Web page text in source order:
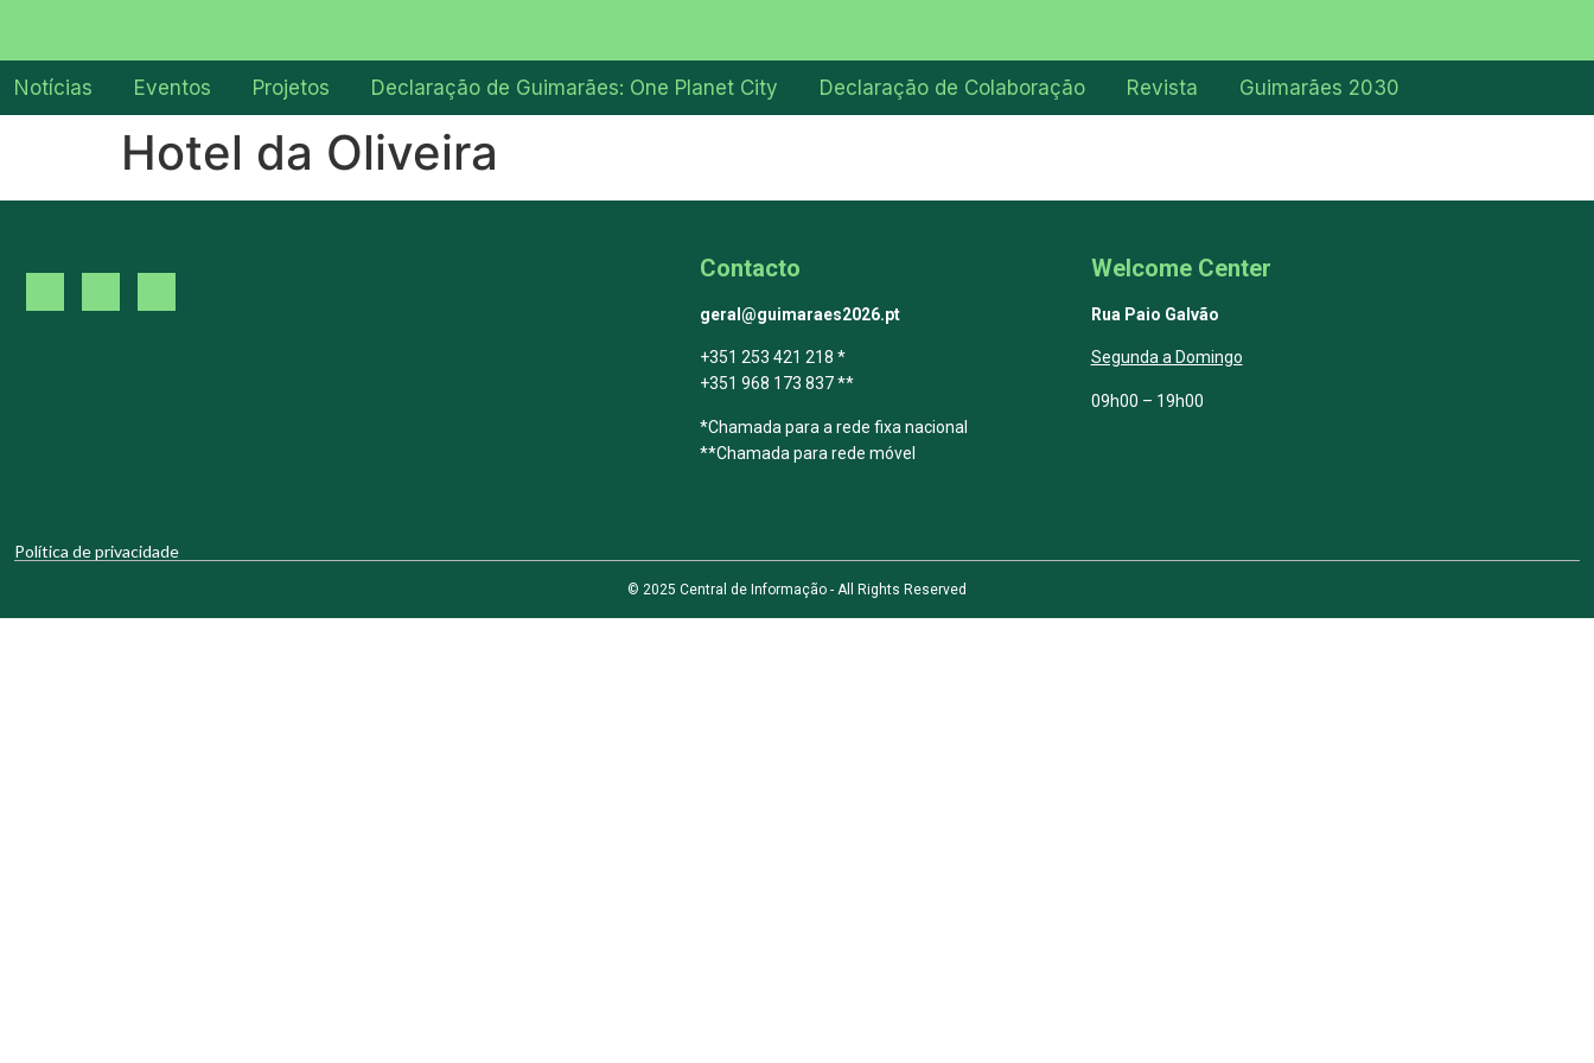
Notícias Eventos Projetos Declaração de Guimarães: One Planet City Declaração de Colaboração Revista Guimarães 2030
Hotel da Oliveira
Contacto
geral@guimaraes2026.pt
+351 253 421 218 *
+351 968 173 837 **
*Chamada para a rede fixa nacional
**Chamada para rede móvel
Welcome Center
Rua Paio Galvão
Segunda a Domingo
09h00 – 19h00
Política de privacidade
© 2025 Central de Informação - All Rights Reserved